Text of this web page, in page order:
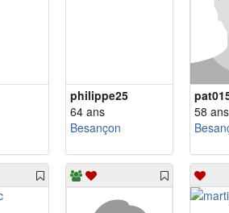
philippe25
64 ans
Besançon
58 ans